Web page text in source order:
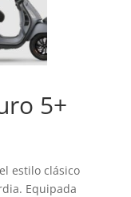
5+
estilo clásico
Equipada